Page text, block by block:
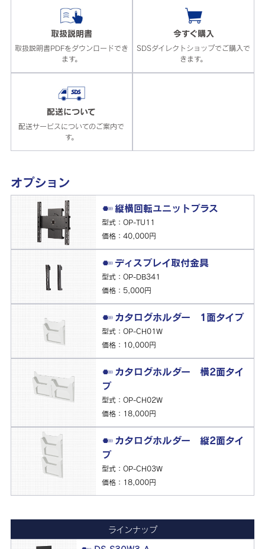
取扱説明書
取扱説明書PDFをダウンロードでき
ます。
今すぐ購入
SDSダイレクトショップでご購入で
きます。
配送について
配送サービスについてのご案内で
す。
オプション
縦横回転ユニットプラス
型式：OP-TU11
価格：40,000円
ディスプレイ取付金具
型式：OP-DB341
価格：5,000円
カタログホルダー 1面タイプ
型式：OP-CH01W
価格：10,000円
カタログホルダー 横2面タイ
プ
型式：OP-CH02W
価格：18,000円
カタログホルダー 縦2面タイ
プ
型式：OP-CH03W
価格：18,000円
ラインナップ